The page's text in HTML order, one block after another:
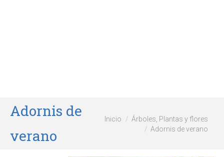
Adornis de
verano
Estás aquí:
Inicio
Árboles, Plantas y flores
Adornis de verano